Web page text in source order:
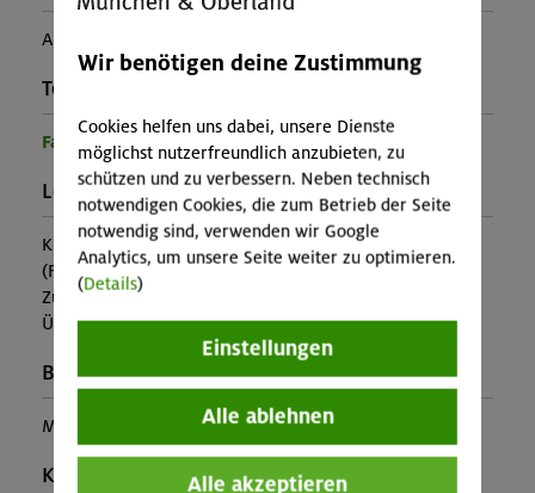
Anja Krabbe
Teilprogramm:
Familienprogramm
Leistung:
Kursleitung, Ausrüstung
(Falls nicht in den Leistungen inbegriffen, fallen
Zusatzkosten für z.B. An- und Abreise, Verpflegung,
Übernachtung oder Skipass an.)
Buchungscode:
MUC-26-0781
Kontakt Veranstalter:
Wir benötigen deine Zustimmung
Cookies helfen uns dabei, unsere Dienste
möglichst nutzerfreundlich anzubieten, zu
schützen und zu verbessern. Neben technisch
notwendigen Cookies, die zum Betrieb der Seite
notwendig sind, verwenden wir Google
Analytics, um unsere Seite weiter zu optimieren.
(Details)
Einstellungen
Alle ablehnen
Alle akzeptieren